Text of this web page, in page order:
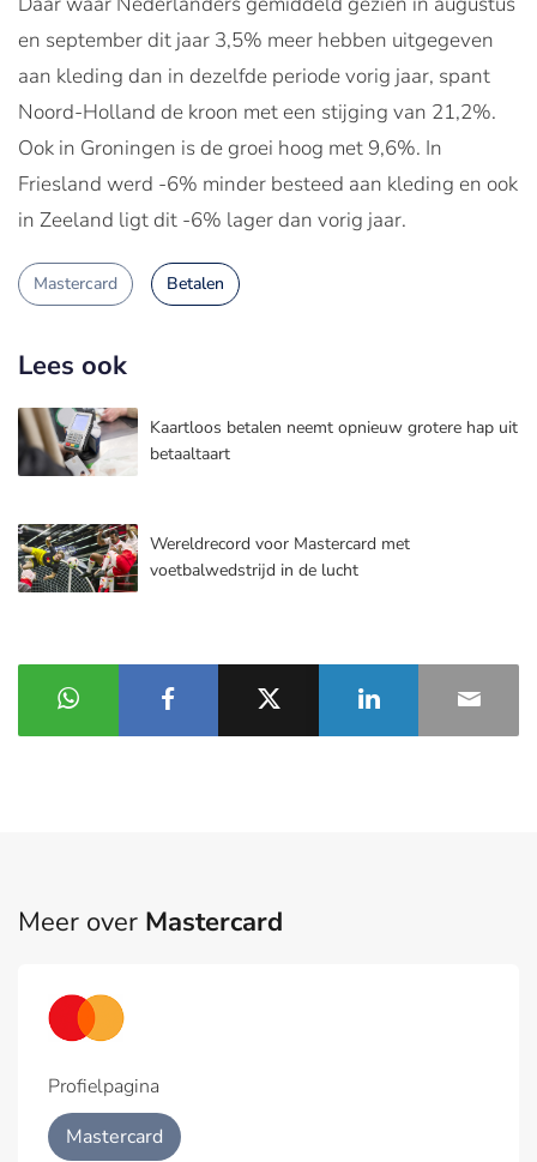
en september dit jaar 3,5% meer hebben uitgegeven
aan kleding dan in dezelfde periode vorig jaar, spant
Noord-Holland de kroon met een stijging van 21,2%.
Ook in Groningen is de groei hoog met 9,6%. In
Friesland werd -6% minder besteed aan kleding en ook
in Zeeland ligt dit -6% lager dan vorig jaar.
Mastercard Betalen
Lees ook
Kaartloos betalen neemt opnieuw grotere hap uit
betaaltaart
Wereldrecord voor Mastercard met
voetbalwedstrijd in de lucht
Meer over Mastercard
Profielpagina
Mastercard